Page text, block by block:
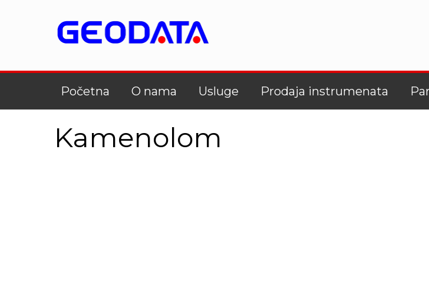
Početna O nama Usluge Prodaja instrumenata
Kamenolom